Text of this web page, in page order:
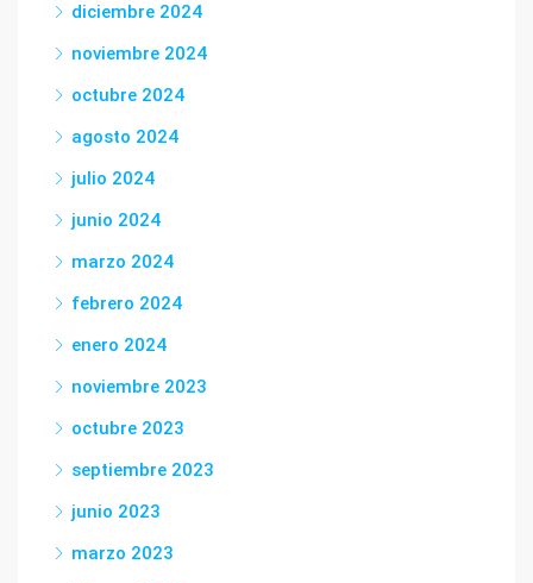
diciembre 2024
noviembre 2024
octubre 2024
agosto 2024
julio 2024
junio 2024
marzo 2024
febrero 2024
enero 2024
noviembre 2023
octubre 2023
septiembre 2023
junio 2023
marzo 2023